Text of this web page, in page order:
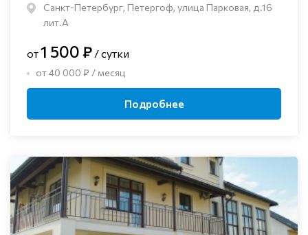
Санкт-Петербург, Петергоф, улица Парковая, д.16
лит.А
от1 500 ₽ / сутки
от 40 000 ₽ / месяц
Подробнее